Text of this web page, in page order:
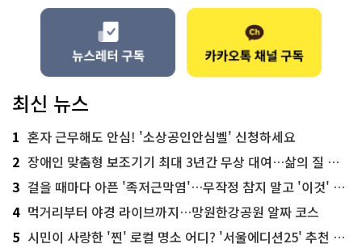
최신 뉴스
1 혼자 근무해도 안심! '소상공인안심벨' 신청하세요
2 장애인 맞춤형 보조기기 최대 3년간 무상 대여…삶의 질 높인다
3 걸을 때마다 아픈 '족저근막염'…무작정 참지 말고 '이것' 해보세요!
4 먹거리부터 야경 라이브까지…망원한강공원 알짜 코스
5 시민이 사랑한 '찐' 로컬 명소 어디? '서울에디션25' 추천 코스